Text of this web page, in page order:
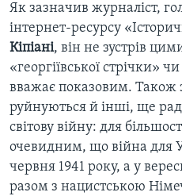
Як зазначив журналіст,
інтернет-ресурсу
Кіпіані, він не зустрів
«георгіївської стрічки»
вважає показовим. Також
руйнуються й інші, ще
світову війну: для
очевидним, що війна для
червня 1941 року, а у
разом з нацистською